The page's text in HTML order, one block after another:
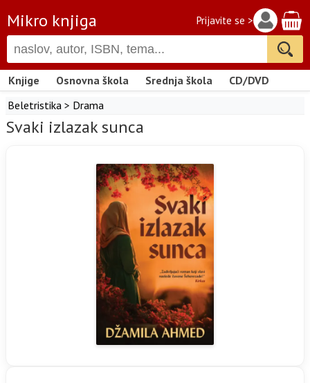
Mikro knjiga Prijavite se >
Knjige Osnovna škola Srednja škola
CD/DVD
Beletristika > Drama
Svaki izlazak sunca